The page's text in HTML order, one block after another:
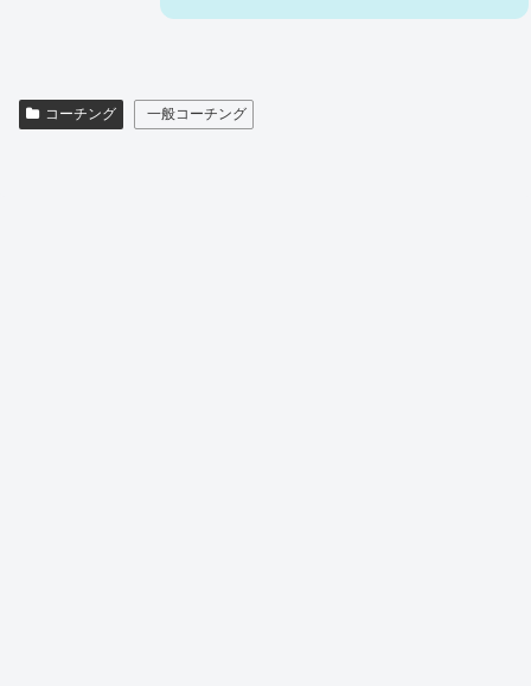
コーチング 一般コーチング